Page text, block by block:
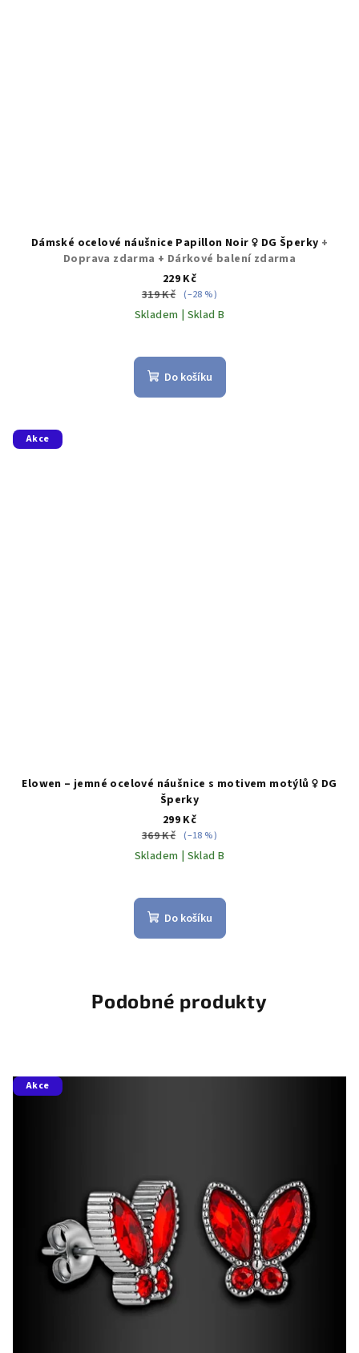
Dámské ocelové náušnice Papillon Noir ♀️ DG Šperky +
Doprava zdarma + Dárkové balení zdarma
229 Kč
319 Kč (–28 %)
Skladem | Sklad B
Do košíku
Akce
Elowen – jemné ocelové náušnice s motivem motýlů ♀️ DG
Šperky
299 Kč
369 Kč (–18 %)
Skladem | Sklad B
Do košíku
Podobné produkty
Akce